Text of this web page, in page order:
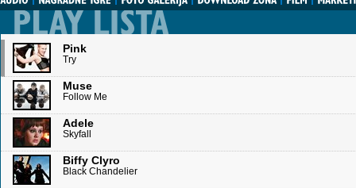
Pink
Try
Muse
Follow Me
Adele
Skyfall
Biffy Clyro
Black Chandelier